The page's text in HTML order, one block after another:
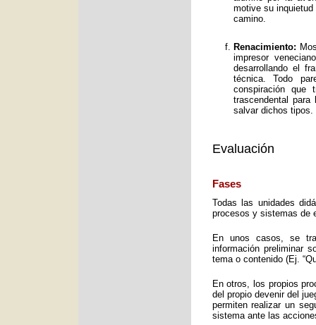
motive su
camino.
Renacimiento:
impresor
desarrollando el
técnica. Todo
conspiración
trascendental
salvar dichos tipos.
Evaluación
Fases
Todas las unidades
procesos y sistemas de
En unos casos, se
información preliminar
tema o contenido (Ej.
En otros, los propios
del propio devenir del
permiten realizar un
sistema ante las